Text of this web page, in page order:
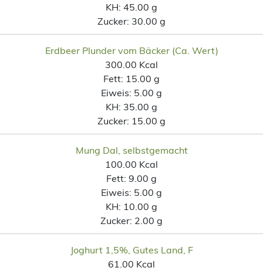
KH: 45.00 g
Zucker: 30.00 g
Erdbeer Plunder vom Bäcker (Ca. Wert)
300.00 Kcal
Fett: 15.00 g
Eiweis: 5.00 g
KH: 35.00 g
Zucker: 15.00 g
Mung Dal, selbstgemacht
100.00 Kcal
Fett: 9.00 g
Eiweis: 5.00 g
KH: 10.00 g
Zucker: 2.00 g
Joghurt 1,5%, Gutes Land, F
61.00 Kcal